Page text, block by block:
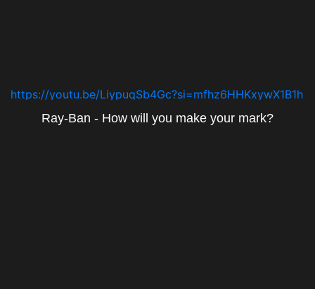
https://youtu.be/LiypuqSb4Gc?si=mfhz6HHKxywX1B1h
Ray-Ban - How will you make your mark?